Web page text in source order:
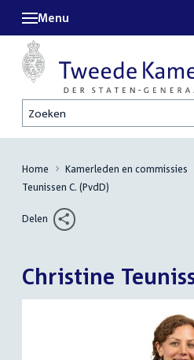
Zoeken
Menu
Home Kamerleden en commissies
Teunissen C. (PvdD)
Delen
Christine